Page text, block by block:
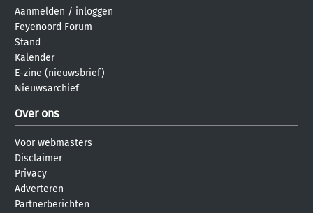
Aanmelden / inloggen
Feyenoord Forum
Stand
Kalender
E-zine (nieuwsbrief)
Nieuwsarchief
Over ons
Voor webmasters
Disclaimer
Privacy
Adverteren
Partnerberichten